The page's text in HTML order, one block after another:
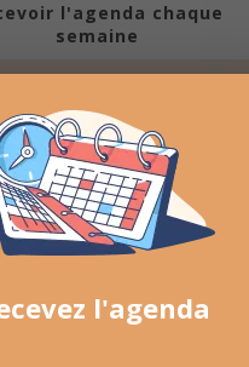
l'agenda chaque
semaine
de consultations : 528
l'agenda